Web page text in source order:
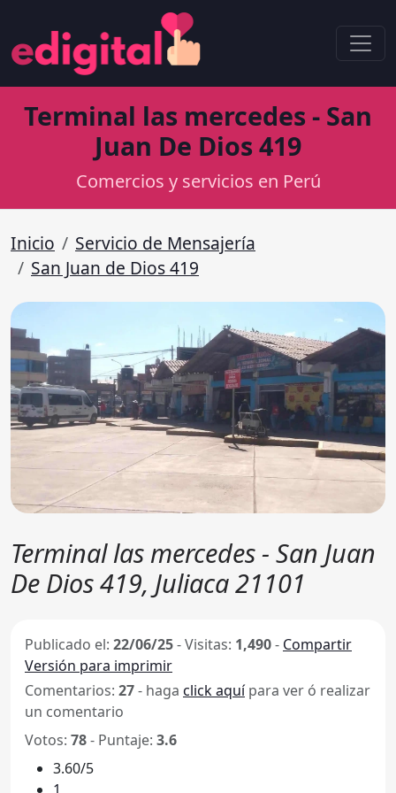
Terminal las mercedes - San
Juan De Dios 419
Comercios y servicios en Perú
Inicio
Servicio de Mensajería
San Juan de Dios 419
Terminal las mercedes - San Juan
De Dios 419, Juliaca 21101
Publicado el: 22/06/25-Visitas: 1,490- Compartir
Versión para imprimir
Comentarios: 27- haga click aquípara ver ó realizar
un comentario
Votos: 78- Puntaje: 3.6
3.60/5
1